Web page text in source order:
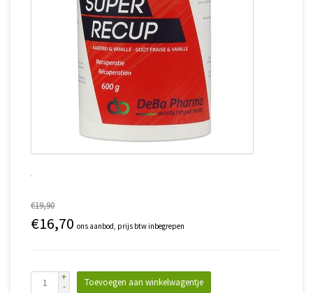
€19,90
€16,70 ons aanbod, prijs btw inbegrepen
+
-
Toevoegen aan winkelwagentje